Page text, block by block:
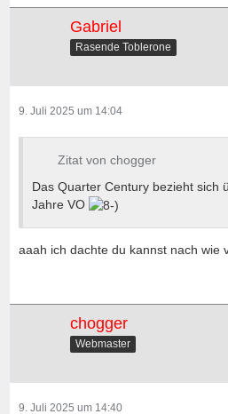
Gabriel
Rasende Toblerone
9. Juli 2025 um 14:04
Zitat von chogger
Das Quarter Century bezieht sich
Jahre VO
aaah ich dachte du kannst nach wie
chogger
Webmaster
9. Juli 2025 um 14:40